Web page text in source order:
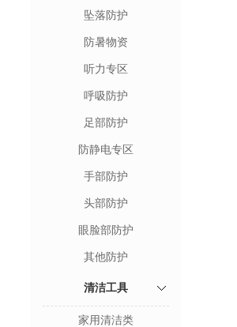
坠落防护
防暑物资
听力专区
呼吸防护
足部防护
防静电专区
手部防护
头部防护
眼脸部防护
其他防护
清洁工具
家用清洁类